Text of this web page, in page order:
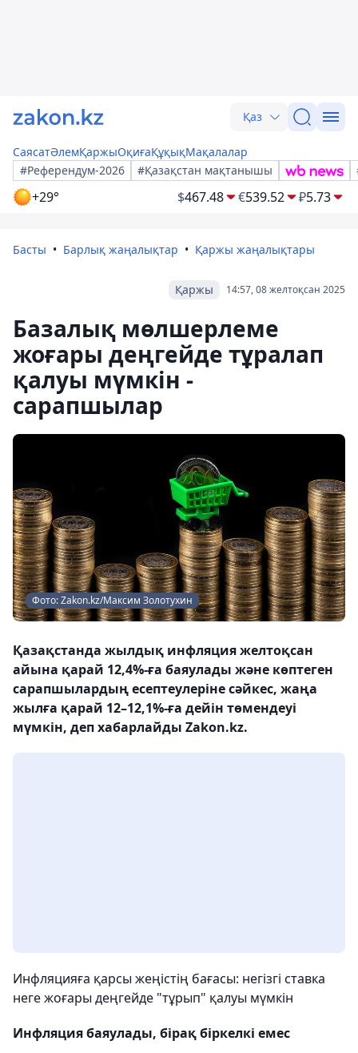
Қаз
СаясатӘлемҚаржыОқиғаҚұқықМақалалар
#Референдум-2026
#Қазақстан мақтанышы
+29° $467.48 €539.52 ₽5.73
Басты Барлық жаңалықтар Қаржы жаңалықтары
14:57, 08 желтоқсан 2025
Қаржы
Базалық мөлшерлеме
жоғары деңгейде тұралап
қалуы мүмкін -
сарапшылар
Фото: Zakon.kz/Максим Золотухин
Қазақстанда жылдық инфляция желтоқсан
айына қарай 12,4%-ға баяулады және көптеген
сарапшылардың есептеулеріне сәйкес, жаңа
жылға қарай 12–12,1%-ға дейін төмендеуі
мүмкін, деп хабарлайды Zakon.kz.
Инфляцияға қарсы жеңістің бағасы: негізгі ставка
неге жоғары деңгейде "тұрып" қалуы мүмкін
Инфляция баяулады, бірақ біркелкі емес